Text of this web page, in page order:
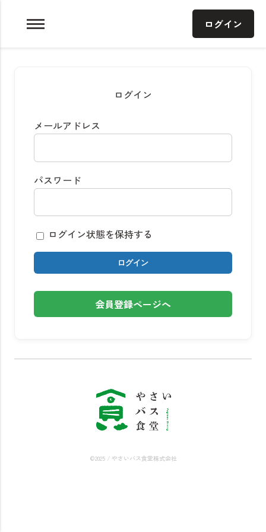
ログイン
ログイン
メールアドレス
パスワード
ログイン状態を保持する
ログイン
会員登録ページへ
©2025 / やさいバス食堂株式会社